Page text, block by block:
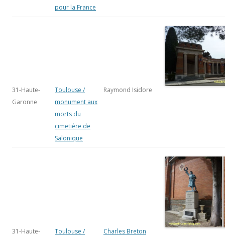
pour la France
31-Haute-
Garonne
Toulouse /
monument aux
morts du
cimetière de
Salonique
Raymond Isidore
31-Haute-
Toulouse /
Charles Breton